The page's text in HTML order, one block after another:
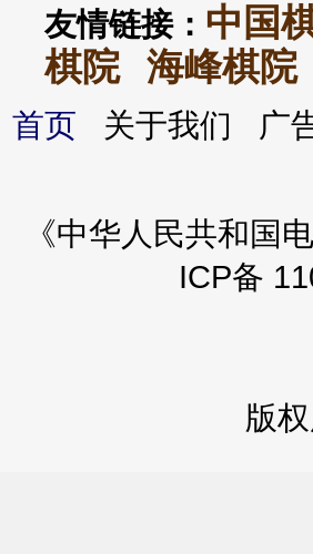
友情链接： 中国
棋院
海峰棋院
首页 关于我们 广
《中华人民共和国
ICP备
版